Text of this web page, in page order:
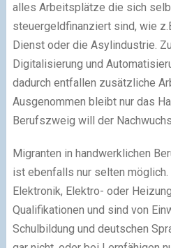
alles Arbeitsplätze die sich
steuergeldfinanziert sind, wie
Dienst oder die Asylindustrie.
Digitalisierung und
dadurch entfallen zusätzliche
Ausgenommen bleibt nur das
Berufszweig will der
Migranten in handwerklichen
ist ebenfalls nur selten möglich.
Elektronik, Elektro- oder
Qualifikationen und sind von
Schulbildung und deutschen